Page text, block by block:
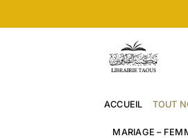
au
ACCUEIL TOUT
MARIAGE –